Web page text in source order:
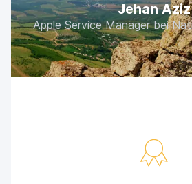
Jehan Aziz
Apple Service Manager bei